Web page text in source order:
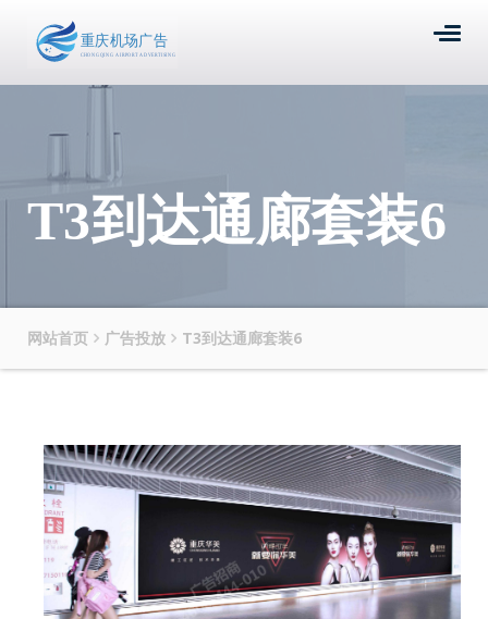
T3到达通廊套装6
网站首页 广告投放 T3到达通廊套装6